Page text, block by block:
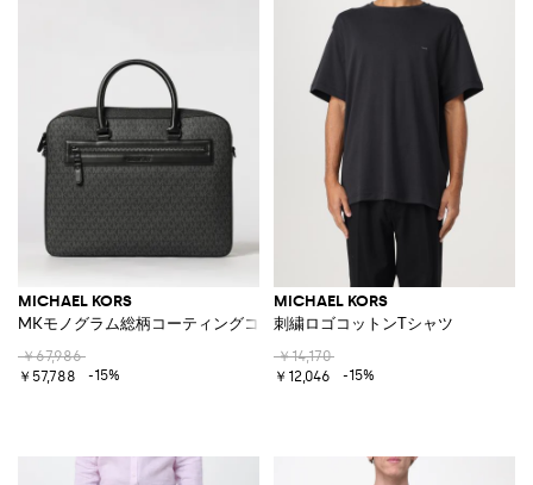
MICHAEL KORS
MKモノグラム総柄コーティングコットンビジネスバッグ
￥67,986
￥57,788
-15%
MICHAEL KORS
刺繍ロゴコットンTシャツ
￥14,170
￥12,046
-15%